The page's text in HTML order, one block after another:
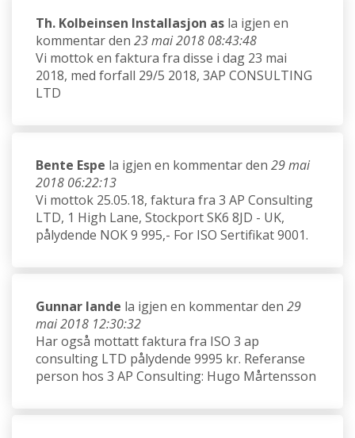
Th. Kolbeinsen Installasjon as la igjen en
kommentar den 23 mai 2018 08:43:48
Vi mottok en faktura fra disse i dag 23 mai
2018, med forfall 29/5 2018, 3AP CONSULTING
LTD
Bente Espe la igjen en kommentar den 29 mai
2018 06:22:13
Vi mottok 25.05.18, faktura fra 3 AP Consulting
LTD, 1 High Lane, Stockport SK6 8JD - UK,
pålydende NOK 9 995,- For ISO Sertifikat 9001.
Gunnar lande la igjen en kommentar den 29
mai 2018 12:30:32
Har også mottatt faktura fra ISO 3 ap
consulting LTD pålydende 9995 kr. Referanse
person hos 3 AP Consulting: Hugo Mårtensson